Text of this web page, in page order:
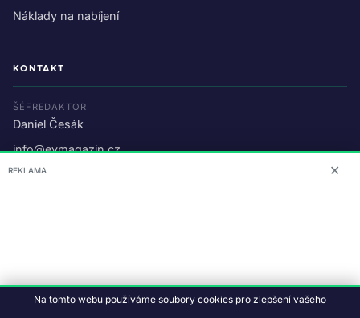
Náklady na nabíjení
KONTAKT
ŠÉFREDAKTOR
Daniel Česák
info@evmagazin.cz
O nás
© 2026 EV Magazin.Podmínky a ochrana dat.
REKLAMA ✕
Na tomto webu používáme soubory cookies pro zlepšení vašeho